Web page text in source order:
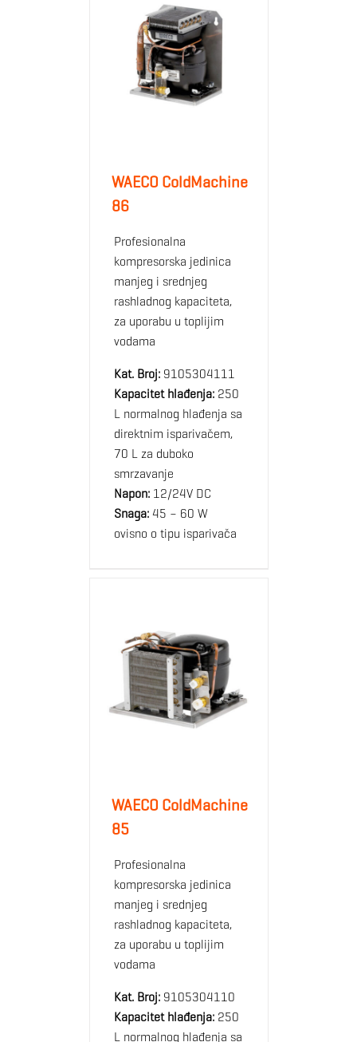
WAECO ColdMachine
86
Profesionalna
kompresorska jedinica
manjeg i srednjeg
rashladnog kapaciteta,
za uporabu u toplijim
vodama
Kat. Broj:9105304111
Kapacitet hlađenja:250
L normalnog hlađenja sa
direktnim isparivačem,
70 L za duboko
smrzavanje
Napon:12/24V DC
Snaga:45 – 60 W
ovisno o tipu isparivača
WAECO ColdMachine
85
Profesionalna
kompresorska jedinica
manjeg i srednjeg
rashladnog kapaciteta,
za uporabu u toplijim
vodama
Kat. Broj:9105304110
Kapacitet hlađenja:250
L normalnog hlađenja sa